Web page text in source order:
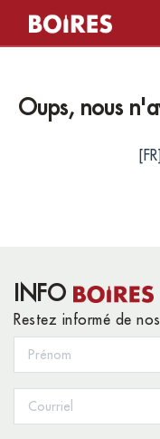
Oups, nous
INFO
Restez informé de